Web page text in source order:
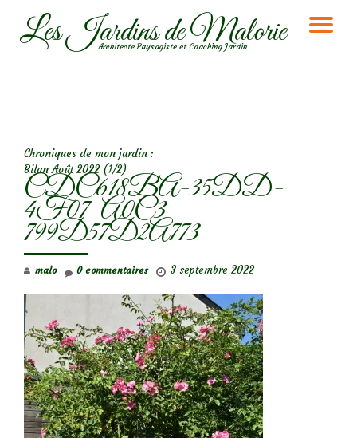
AllerLes Jardins de Malorie
Architecte Paysagiste et Coaching Jardin
Chroniques de mon jardin :
Bilan Août 2022 (1/2)
CDC618BA-35DD-
4F07-A0C3-
799D57D2A773
malo 3 septembre 2022
0 commentaires